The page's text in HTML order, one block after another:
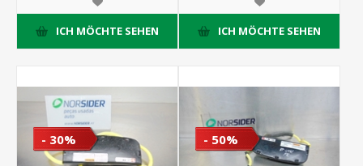
ICH MÖCHTE SEHEN ICH MÖCHTE SEHEN
- 30% - 50%